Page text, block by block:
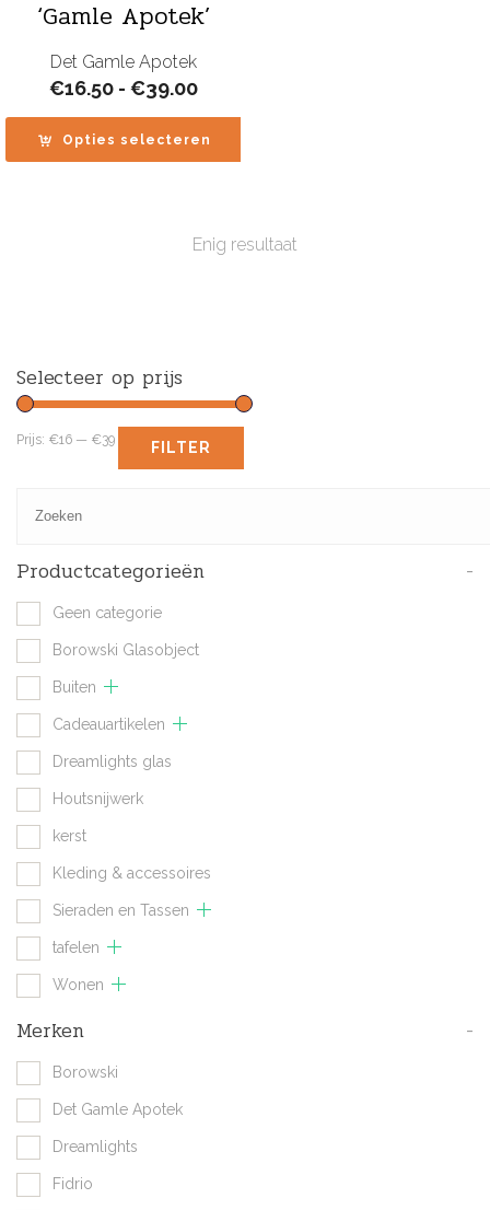
‘Gamle Apotek’
Det Gamle Apotek
€16.50 - €39.00Prijsklasse:
tot
Opties selecteren
Enig resultaat
Selecteer op prijs
FILTER
Prijs: €16 — €39
Productcategorieën -
Geen categorie
Borowski Glasobject
Buiten
Cadeauartikelen
Dreamlights glas
Houtsnijwerk
kerst
Kleding & accessoires
Sieraden en Tassen
tafelen
Wonen
Merken -
Borowski
Det Gamle Apotek
Dreamlights
Fidrio